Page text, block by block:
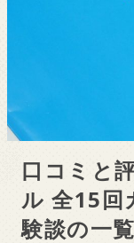
n
口コミと
ル 全15回
験談の一